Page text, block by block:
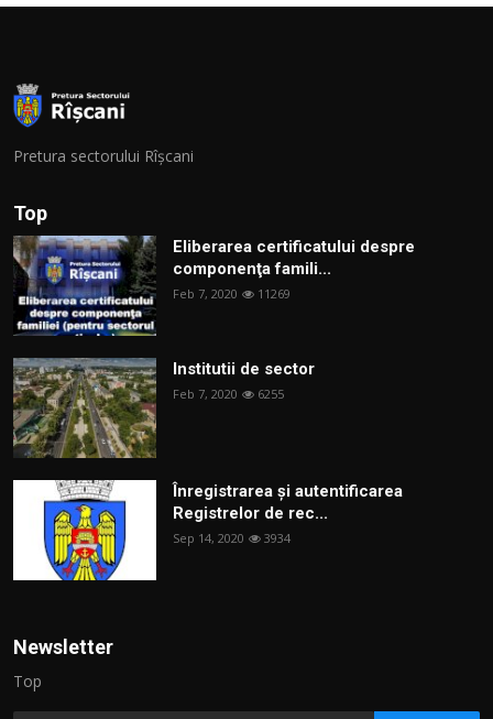
Pretura sectorului Rîșcani
Top
Eliberarea certificatului despre
componenţa famili...
Feb 7, 2020 11269
Institutii de sector
Feb 7, 2020 6255
Înregistrarea și autentificarea
Registrelor de rec...
Sep 14, 2020 3934
Newsletter
Top